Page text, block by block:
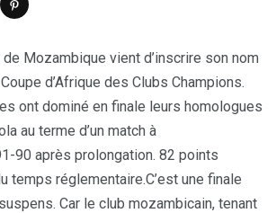
Mozambique vient d’inscrire son nom
d’Afrique des Clubs Champions.
ont dominé en finale leurs homologues
au terme d’un match à
90 après prolongation. 82 points
temps réglementaire.C’est une finale
Car le club mozambicain, tenant